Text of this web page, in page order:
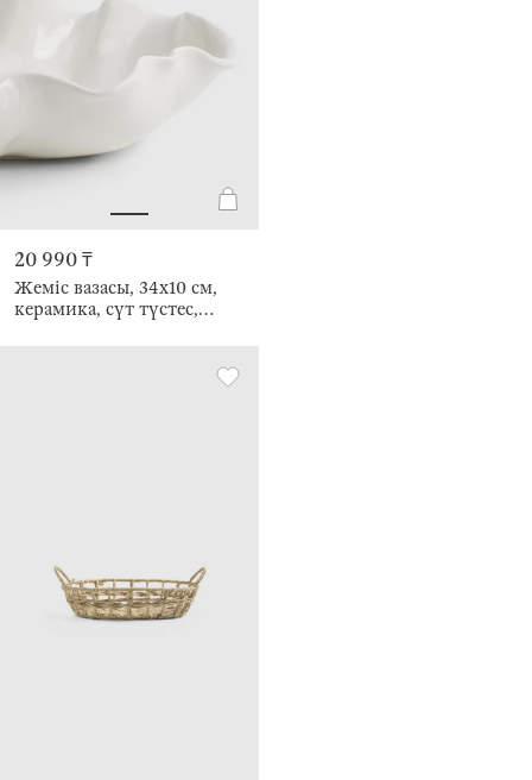
20 990 ₸
Жеміс вазасы, 34х10 см,
керамика, сүт түстес,